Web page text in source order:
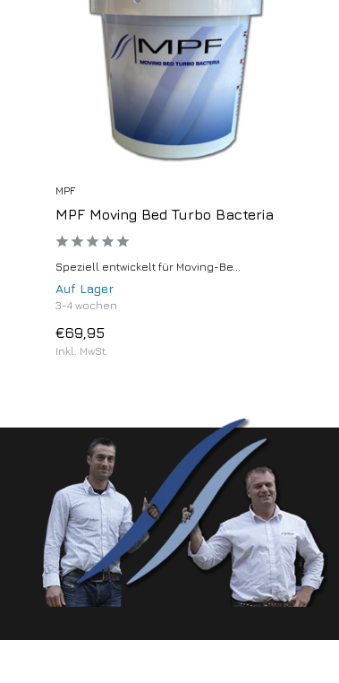
MPF
MPF Moving Bed Turbo Bacteria
Speziell entwickelt für Moving-Be...
Auf Lager
3-4 wochen
€69,95
Inkl. MwSt.